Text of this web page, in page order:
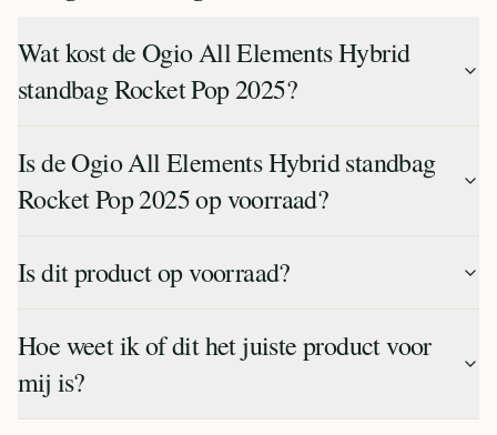
Wat kost de Ogio All Elements Hybrid
standbag Rocket Pop 2025?
Is de Ogio All Elements Hybrid standbag
Rocket Pop 2025 op voorraad?
Is dit product op voorraad?
Hoe weet ik of dit het juiste product voor
mij is?